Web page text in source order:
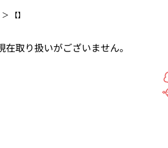
【】
在取り扱いがございません。